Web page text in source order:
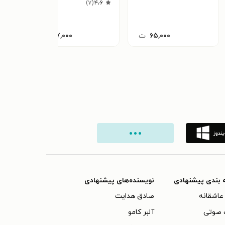
۶۵,۰۰۰ ت
۴٫۶(۷)
۱۲۷,۰۰۰
بندی پیشنهادی
صوتی
نویسنده‌های پیشنهادی
صادق هدایت
آلبر کامو